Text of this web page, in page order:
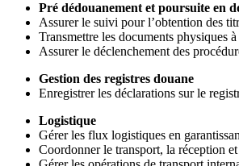
Pré dédouanement et poursuite en
Assurer le suivi pour l’obtention des
Transmettre les documents physiques
Assurer le déclenchement des
Gestion des registres douane
Enregistrer les déclarations sur le
Logistique
Gérer les flux logistiques en
Coordonner le transport, la réception